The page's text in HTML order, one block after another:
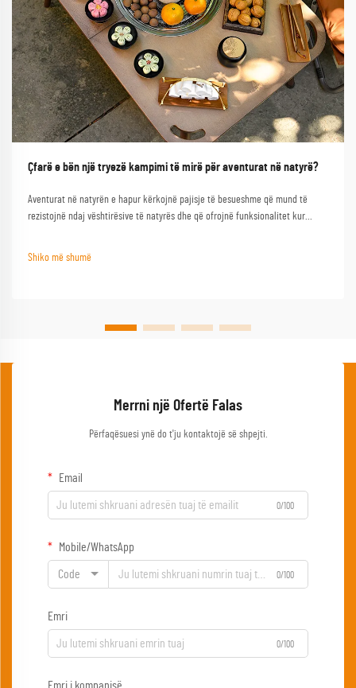
Çfarë e bën një tryezë kampimi të mirë për aventurat në natyrë?
Aventurat në natyrën e hapur kërkojnë pajisje të besueshme që mund të
rezistojnë ndaj vështirësive të natyrës dhe që ofrojnë funksionalitet kur
Shiko më shumë
Merrni një Ofertë Falas
Përfaqësuesi ynë do t'ju kontaktojë së shpejti.
Email
0/100
Mobile/WhatsApp
Code 0/100
Emri
0/100